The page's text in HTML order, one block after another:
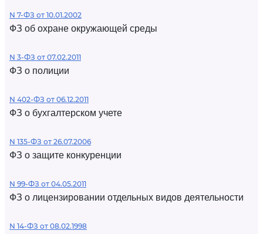
N 7-ФЗ от 10.01.2002
ФЗ об охране окружающей среды
N 3-ФЗ от 07.02.2011
ФЗ о полиции
N 402-ФЗ от 06.12.2011
ФЗ о бухгалтерском учете
N 135-ФЗ от 26.07.2006
ФЗ о защите конкуренции
N 99-ФЗ от 04.05.2011
ФЗ о лицензировании отдельных видов деятельности
N 14-ФЗ от 08.02.1998